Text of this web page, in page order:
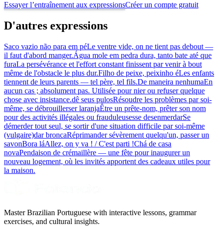
Essayer l’entraînement aux expressionsCréer un compte gratuit
D'autres expressions
Saco vazio não para em péLe ventre vide, on ne tient pas debout —
il faut d'abord manger.Água mole em pedra dura, tanto bate até que
furaLa persévérance et l'effort constant finissent par venir à bout
même de l'obstacle le plus dur.Filho de peixe, peixinho éLes enfants
tiennent de leurs parents — tel père, tel fils.De maneira nenhumaEn
aucun cas ; absolument pas. Utilisée pour nier ou refuser quelque
chose avec insistance.dê seus pulosRésoudre les problèmes par soi-
même, se débrouillerser laranjaÊtre un prête-nom, prêter son nom
pour des activités illégales ou frauduleusesse desenmerdarSe
démerder tout seul, se sortir d'une situation difficile par soi-même
(vulgaire)dar broncaRéprimander sévèrement quelqu'un, passer un
savonBora láAllez, on y va ! / C'est parti !Chá de casa
novaPendaison de crémaillère — une fête pour inaugurer un
nouveau logement, où les invités apportent des cadeaux utiles pour
la maison.
Master Brazilian Portuguese with interactive lessons, grammar
exercises, and cultural insights.